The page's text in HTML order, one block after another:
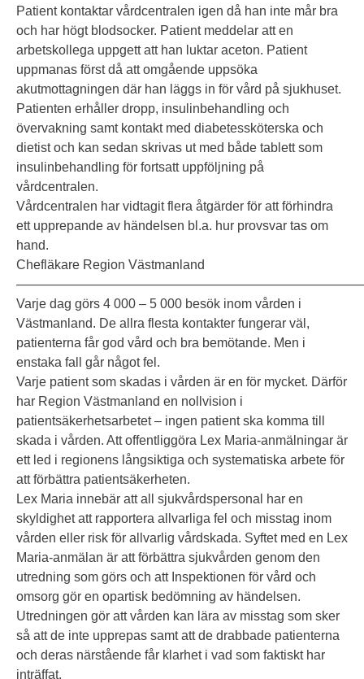
Patient kontaktar vårdcentralen igen då han inte mår bra
och har högt blodsocker. Patient meddelar att en
arbetskollega uppgett att han luktar aceton. Patient
uppmanas först då att omgående uppsöka
akutmottagningen där han läggs in för vård på sjukhuset.
Patienten erhåller dropp, insulinbehandling och
övervakning samt kontakt med diabetessköterska och
dietist och kan sedan skrivas ut med både tablett som
insulinbehandling för fortsatt uppföljning på
vårdcentralen.
Vårdcentralen har vidtagit flera åtgärder för att förhindra
ett upprepande av händelsen bl.a. hur provsvar tas om
hand.
Chefläkare Region Västmanland
Varje dag görs 4 000 – 5 000 besök inom vården i
Västmanland. De allra flesta kontakter fungerar väl,
patienterna får god vård och bra bemötande. Men i
enstaka fall går något fel.
Varje patient som skadas i vården är en för mycket. Därför
har Region Västmanland en nollvision i
patientsäkerhetsarbetet – ingen patient ska komma till
skada i vården. Att offentliggöra Lex Maria-anmälningar är
ett led i regionens långsiktiga och systematiska arbete för
att förbättra patientsäkerheten.
Lex Maria innebär att all sjukvårdspersonal har en
skyldighet att rapportera allvarliga fel och misstag inom
vården eller risk för allvarlig vårdskada. Syftet med en Lex
Maria-anmälan är att förbättra sjukvården genom den
utredning som görs och att Inspektionen för vård och
omsorg gör en opartisk bedömning av händelsen.
Utredningen gör att vården kan lära av misstag som sker
så att de inte upprepas samt att de drabbade patienterna
och deras närstående får klarhet i vad som faktiskt har
inträffat.